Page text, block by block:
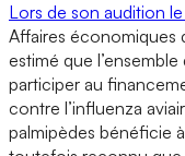
Lors de son audition
Affaires économiques
estimé que
participer au
contre l’influenza
palmipèdes bénéficie